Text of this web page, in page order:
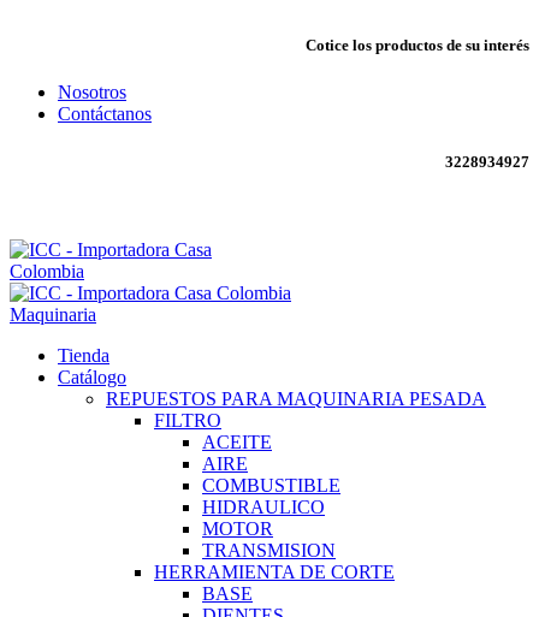
Cotice los productos de su interés
Nosotros
Contáctanos
3228934927
Maquinaria
Tienda
Catálogo
REPUESTOS PARA MAQUINARIA PESADA
FILTRO
ACEITE
AIRE
COMBUSTIBLE
HIDRAULICO
MOTOR
TRANSMISION
HERRAMIENTA DE CORTE
BASE